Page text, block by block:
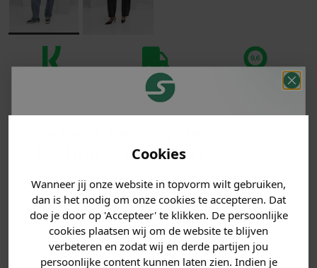
Cookies
Wanneer jij onze website in topvorm wilt gebruiken,
dan is het nodig om onze cookies te accepteren. Dat
doe je door op 'Accepteer' te klikken. De persoonlijke
cookies plaatsen wij om de website te blijven
verbeteren en zodat wij en derde partijen jou
persoonlijke content kunnen laten zien. Indien je
Voor 23:59 besteld
is morgen in huis!*
met een 9,6!
PRODUCTINFORMATIE
MATERIAAL & WASVOORSCHRIFT
ANDERE BESTELDEN OOK
korting ontvangen!
Vertel ons waar je naar op
zoek bent en claim direct
jouwkorting.